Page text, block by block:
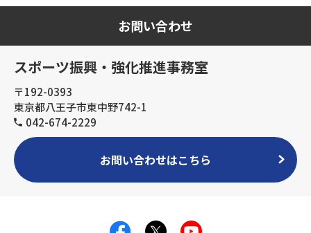
お問い合わせ
スポーツ振興・強化推進事務室
〒192-0393
東京都八王子市東中野742-1
042-674-2229
お問い合わせはこちら